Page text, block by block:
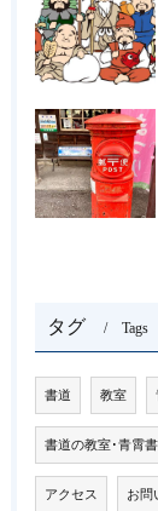
タグ Tags
書道 教室
書道の教室･青霄
アクセス お問